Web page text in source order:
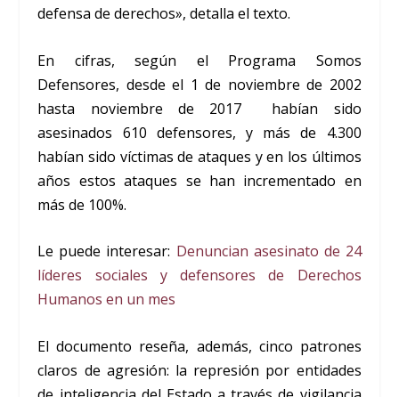
defensa de derechos», detalla el texto.
En cifras, según el Programa Somos
Defensores, desde el 1 de noviembre de 2002
hasta noviembre de 2017 habían sido
asesinados 610 defensores, y más de 4.300
habían sido víctimas de ataques y en los últimos
años estos ataques se han incrementado en
más de 100%.
Le puede interesar: Denuncian asesinato de 24
líderes sociales y defensores de Derechos
Humanos en un mes
El documento reseña, además, cinco patrones
claros de agresión: la represión por entidades